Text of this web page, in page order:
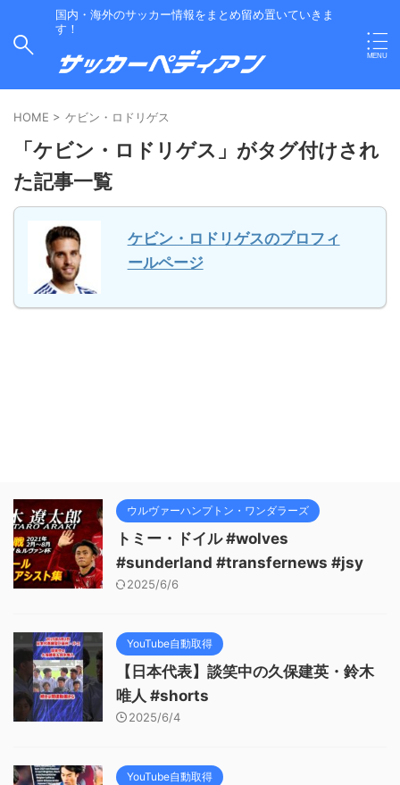
国内・海外のサッカー情報をまとめ留め置いていきま
す！
HOME > ケビン・ロドリゲス
「ケビン・ロドリゲス」がタグ付けされ
た記事一覧
ケビン・ロドリゲスのプロフィ
ールページ
ウルヴァーハンプトン・ワンダラーズ
トミー・ドイル #wolves
#sunderland #transfernews #jsy
2025/6/6
YouTube自動取得
【日本代表】談笑中の久保建英・鈴木
唯人 #shorts
2025/6/4
YouTube自動取得